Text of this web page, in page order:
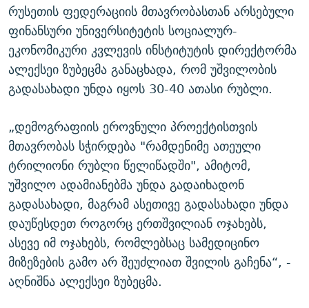
რუსეთის ფედერაციის მთავრობასთან არსებული
ფინანსური უნივერსიტეტის სოციალურ-
ეკონომიკური კვლევის ინსტიტუტის დირექტორმა
ალექსეი ზუბეცმა განაცხადა, რომ უშვილობის
გადასახადი უნდა იყოს 30-40 ათასი რუბლი.
„დემოგრაფიის ეროვნული პროექტისთვის
მთავრობას სჭირდება "რამდენიმე ათეული
ტრილიონი რუბლი წელიწადში", ამიტომ,
უშვილო ადამიანებმა უნდა გადაიხადონ
გადასახადი, მაგრამ ასეთივე გადასახადი უნდა
დაუწესდეთ როგორც ერთშვილიან ოჯახებს,
ასევე იმ ოჯახებს, რომლებსაც სამედიცინო
მიზეზების გამო არ შეუძლიათ შვილის გაჩენა“, -
აღნიშნა ალექსეი ზუბეცმა.